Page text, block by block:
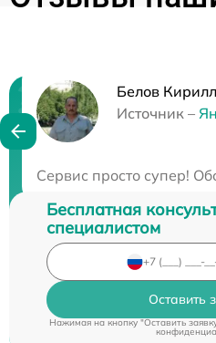
Белов Кирилл
Источник –
Сервис просто супер!
Нужна
Бесплатная
специалистом
Оставить
Нажимая на кнопку "Оставить